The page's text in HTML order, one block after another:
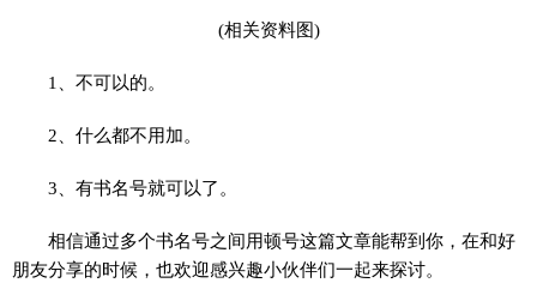
(相关资料图)
1、不可以的。
2、什么都不用加。
3、有书名号就可以了。
相信通过多个书名号之间用顿号这篇文章能帮到你，在和好
朋友分享的时候，也欢迎感兴趣小伙伴们一起来探讨。